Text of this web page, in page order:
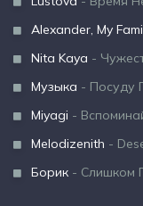
Alexander, My
Nita Kaya -
Музыка - Посуду
Miyagi -
Melodizenith -
Борик - Слишком